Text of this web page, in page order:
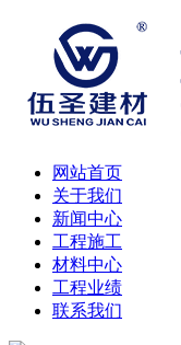
网站首页
关于我们
新闻中心
工程施工
材料中心
工程业绩
联系我们